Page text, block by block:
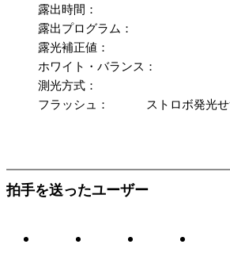
露出時間：
露出プログラム：
露光補正値：
ホワイト・バランス：
測光方式：
フラッシュ：
ストロボ発光
拍手を送ったユーザー